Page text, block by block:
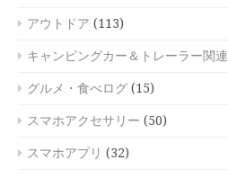
アウトドア (113)
キャンピングカー＆トレーラー関連
グルメ・食べログ (15)
スマホアクセサリー (50)
スマホアプリ (32)